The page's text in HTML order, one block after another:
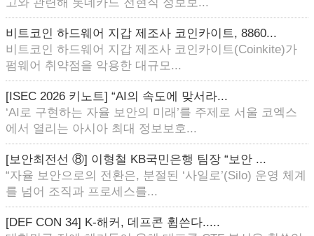
비트코인 하드웨어 지갑 제조사 코인카이트, 8860...
비트코인 하드웨어 지갑 제조사 코인카이트(Coinkite)가
펌웨어 취약점을 악용한 대규모...
[ISEC 2026 키노트] “AI의 속도에 맞서라...
‘AI로 구현하는 자율 보안의 미래’를 주제로 서울 코엑스
에서 열리는 아시아 최대 정보보호...
[보안최전선 ⑧] 이형철 KB국민은행 팀장 “보안 ...
“자율 보안으로의 전환은, 분절된 ‘사일로’(Silo) 운영 체계
를 넘어 조직과 프로세스를...
[DEF CON 34] K-해커, 데프콘 휩쓴다.....